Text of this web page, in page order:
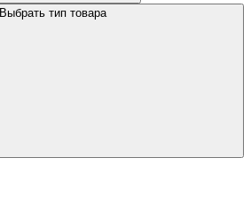
Выбрать тип товара